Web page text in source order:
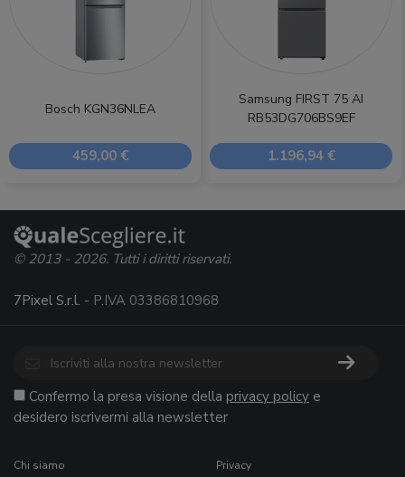
Bosch KGN36NLEA
459,00 €
Samsung FIRST 75 AI
RB53DG706BS9EF
1.196,94 €
© 2013 - 2026. Tutti i diritti riservati.
7Pixel S.r.l. - P.IVA 03386810968
Confermo la presa visione della privacy policy e
desidero iscrivermi alla newsletter
Chi siamo Privacy